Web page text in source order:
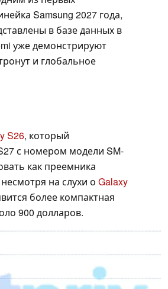
Samsung 2027 года,
в базе данных в
уже демонстрируют
и глобальное
S26, который
с номером модели SM-
как преемника
на слухи о Galaxy
более компактная
900 долларов.